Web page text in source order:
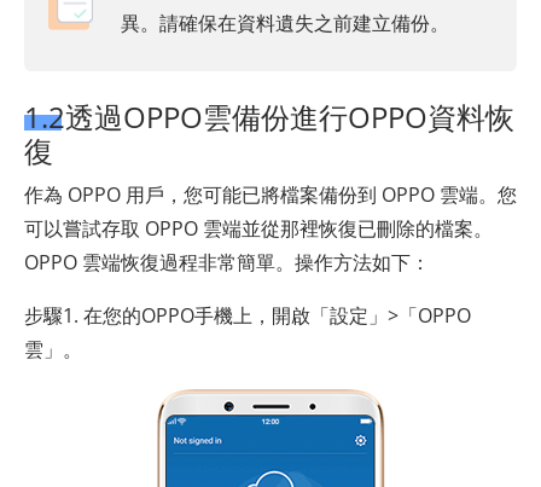
異。請確保在資料遺失之前建立備份。
1.2透過OPPO雲備份進行OPPO資料恢
復
作為 OPPO 用戶，您可能已將檔案備份到 OPPO 雲端。您
可以嘗試存取 OPPO 雲端並從那裡恢復已刪除的檔案。
OPPO 雲端恢復過程非常簡單。操作方法如下：
步驟1. 在您的OPPO手機上，開啟「設定」>「OPPO
雲」。